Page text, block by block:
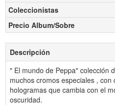
Coleccionistas
Precio Album/Sobre
Descripción
" El mundo de Peppa" colección
muchos cromos especiales , con
hologramas que cambia con el
oscuridad.